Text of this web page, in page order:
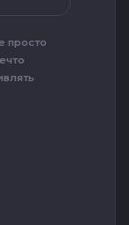
просто